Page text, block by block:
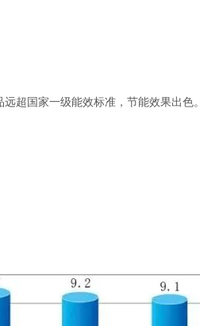
超国家一级能效标准，节能效果出色。